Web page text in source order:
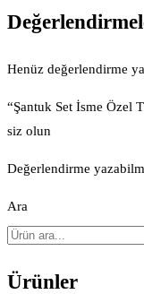
Henüz değerlendirme
“Şantuk Set İsme Özel
siz olun
Değerlendirme
Ara
Ürünler